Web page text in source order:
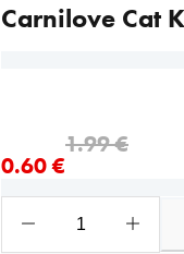
Carnilove Cat
0.60 €
nykyinen hinta 0.60 €
1.99 €
alkuperäinen hinta 1.99